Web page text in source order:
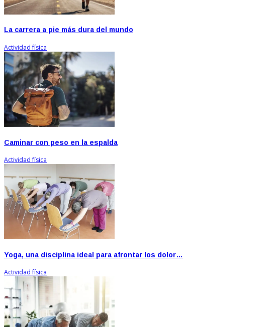
La carrera a pie más dura del mundo
Actividad física
Caminar con peso en la espalda
Actividad física
Yoga, una disciplina ideal para afrontar los dolor…
Actividad física